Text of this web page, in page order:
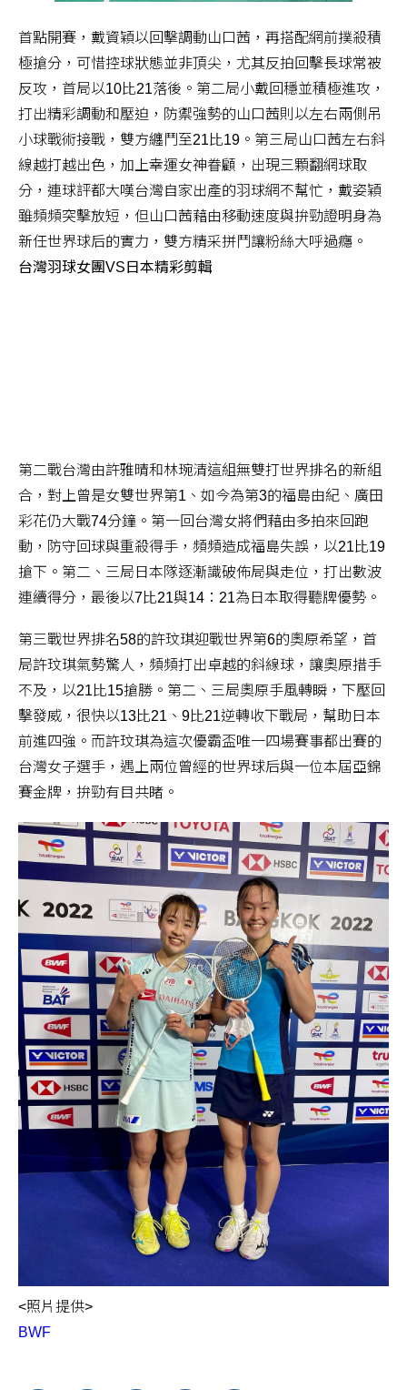
首點開賽，戴資穎以回擊調動山口茜，再搭配網前撲殺積
極搶分，可惜控球狀態並非頂尖，尤其反拍回擊長球常被
反攻，首局以10比21落後。第二局小戴回穩並積極進攻，
打出精彩調動和壓迫，防禦強勢的山口茜則以左右兩側吊
小球戰術接戰，雙方纏鬥至21比19。第三局山口茜左右斜
線越打越出色，加上幸運女神眷顧，出現三顆翻網球取
分，連球評都大嘆台灣自家出產的羽球網不幫忙，戴姿穎
雖頻頻突擊放短，但山口茜藉由移動速度與拚勁證明身為
新任世界球后的實力，雙方精采拼鬥讓粉絲大呼過癮。
台灣羽球女團VS日本精彩剪輯
第二戰台灣由許雅晴和林琬清這組無雙打世界排名的新組
合，對上曾是女雙世界第1、如今為第3的福島由紀、廣田
彩花仍大戰74分鐘。第一回台灣女將們藉由多拍來回跑
動，防守回球與重殺得手，頻頻造成福島失誤，以21比19
搶下。第二、三局日本隊逐漸識破佈局與走位，打出數波
連續得分，最後以7比21與14：21為日本取得聽牌優勢。
第三戰世界排名58的許玟琪迎戰世界第6的奧原希望，首
局許玟琪氣勢驚人，頻頻打出卓越的斜線球，讓奧原措手
不及，以21比15搶勝。第二、三局奧原手風轉瞬，下壓回
擊發威，很快以13比21、9比21逆轉收下戰局，幫助日本
前進四強。而許玟琪為這次優霸盃唯一四場賽事都出賽的
台灣女子選手，遇上兩位曾經的世界球后與一位本屆亞錦
賽金牌，拚勁有目共睹。
<照片提供>
BWF